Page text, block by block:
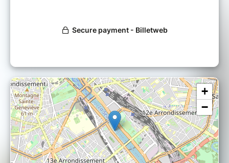
instruments et leurs tenues de scène à partir
d’objet récupérés dans les poubelles. Sons
qu’ils assènent sur les rythmiques survoltées
de leur musique de transe.
Ouverture des portes :19h
Début du concert :19h30
Tarifs sur place :
Tarif plein :15€
Tarif réduit :12€ (demandeur d'emploi,
+
−